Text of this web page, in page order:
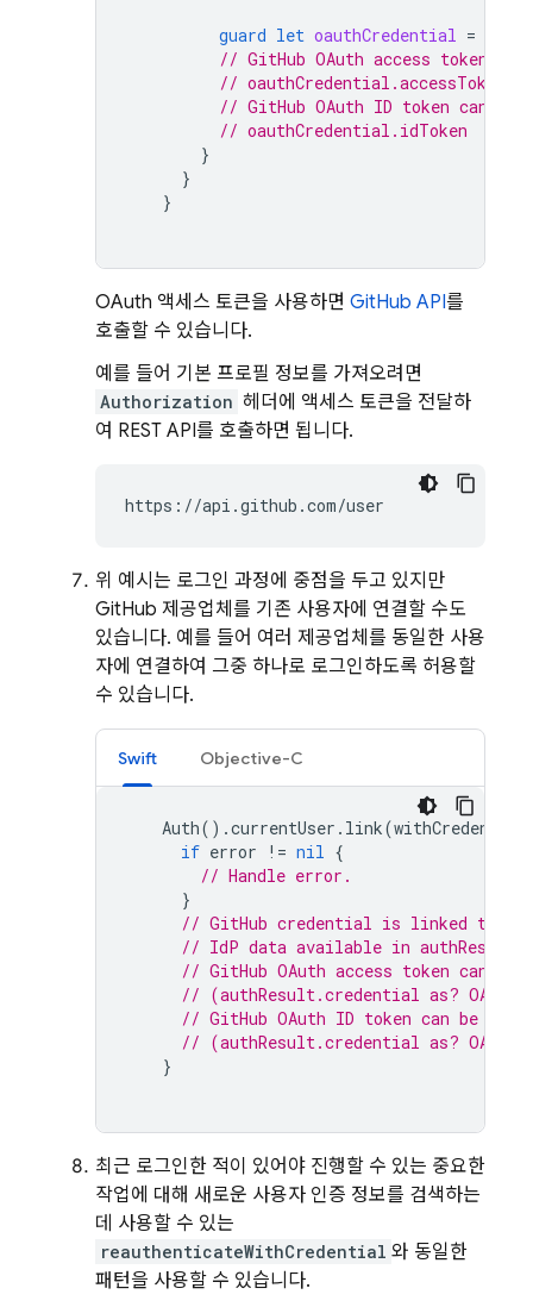
guard let oauthCredential =
// GitHub OAuth access token
// oauthCredential.accessToken
// GitHub OAuth ID token can
// oauthCredential.idToken
}
}
}
OAuth 액세스 토큰을 사용하면 GitHub API를
호출할 수 있습니다.
예를 들어 기본 프로필 정보를 가져오려면
Authorization 헤더에 액세스 토큰을 전달하
여 REST API를 호출하면 됩니다.
https://api.github.com/user
위 예시는 로그인 과정에 중점을 두고 있지만
GitHub 제공업체를 기존 사용자에 연결할 수도
있습니다. 예를 들어 여러 제공업체를 동일한 사용
자에 연결하여 그중 하나로 로그인하도록 허용할
수 있습니다.
Swift Objective-C
Auth().currentUser . link(withCredential
if error != nil {
// Handle error.
}
// GitHub credential is linked to
// IdP data available in
// GitHub OAuth access token can
// (authResult.credential as?
// GitHub OAuth ID token can be
// (authResult.credential as?
}
최근 로그인한 적이 있어야 진행할 수 있는 중요한
작업에 대해 새로운 사용자 인증 정보를 검색하는
데 사용할 수 있는
reauthenticateWithCredential 와 동일한
패턴을 사용할 수 있습니다.